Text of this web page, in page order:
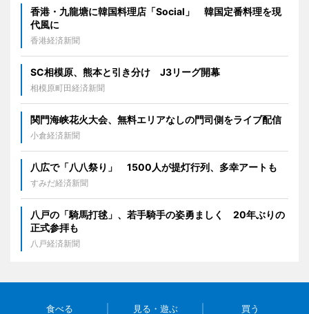
香港・九龍塘に韓国料理店「Social」 韓国定番料理を現
代風に
香港経済新聞
SC相模原、熊本と引き分け J3リーグ開幕
相模原町田経済新聞
関門海峡花火大会、無料エリアなしの門司側をライブ配信
小倉経済新聞
八広で「八八祭り」 1500人が提灯行列、多幸アートも
すみだ経済新聞
八戸の「騎馬打毬」、若手騎手の姿勇ましく 20年ぶりの
正式参拝も
八戸経済新聞
食べる 見る・遊ぶ 買う